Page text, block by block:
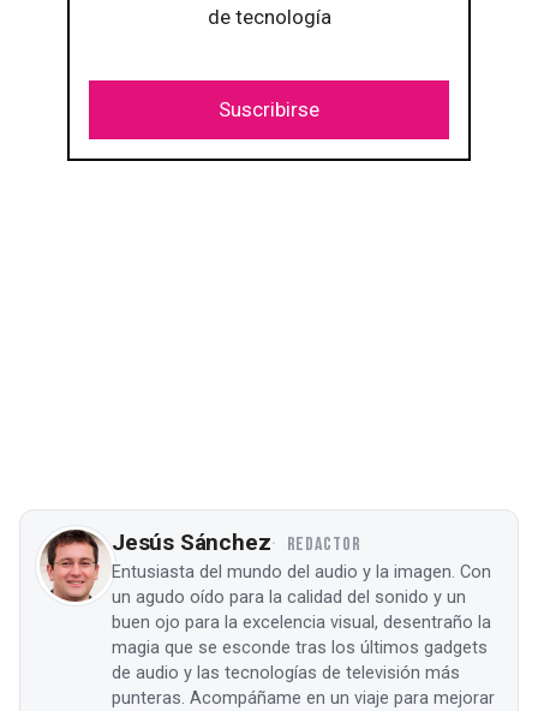
de tecnología
Suscribirse
Jesús Sánchez REDACTOR
Entusiasta del mundo del audio y la imagen. Con
un agudo oído para la calidad del sonido y un
buen ojo para la excelencia visual, desentraño la
magia que se esconde tras los últimos gadgets
de audio y las tecnologías de televisión más
punteras. Acompáñame en un viaje para mejorar